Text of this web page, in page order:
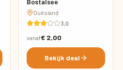
Duitsland
3,0
vanaf€ 2,00
Bekijk deal